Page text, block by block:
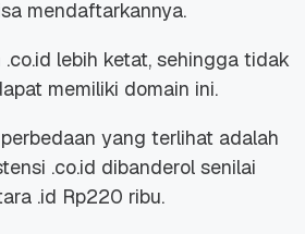
mendaftarkannya.
lebih ketat, sehingga tidak
memiliki domain ini.
yang terlihat adalah
.co.id dibanderol senilai
.id Rp220 ribu.